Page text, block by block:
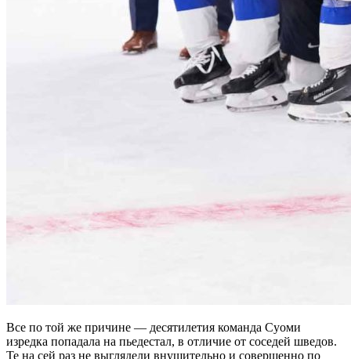
Все по той же причине — десятилетия команда Суоми
изредка попадала на пьедестал, в отличие от соседей шведов.
Те на сей раз не выглядели внушительно и совершенно по